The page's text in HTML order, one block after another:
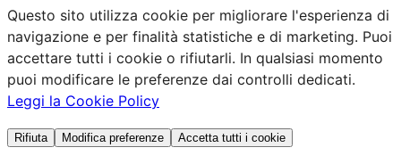
Questo sito utilizza cookie per migliorare l'esperienza di
navigazione e per finalità statistiche e di marketing. Puoi
accettare tutti i cookie o rifiutarli. In qualsiasi momento
puoi modificare le preferenze dai controlli dedicati.
Leggi la Cookie Policy
Rifiuta Modifica preferenze Accetta tutti i cookie